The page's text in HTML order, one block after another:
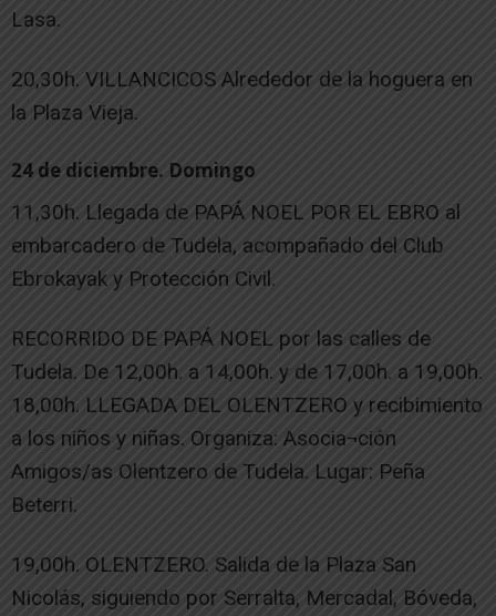
Lasa.
20,30h. VILLANCICOS Alrededor de la hoguera en
la Plaza Vieja.
24 de diciembre. Domingo
11,30h. Llegada de PAPÁ NOEL POR EL EBRO al
embarcadero de Tudela, acompañado del Club
Ebrokayak y Protección Civil.
RECORRIDO DE PAPÁ NOEL por las calles de
Tudela. De 12,00h. a 14,00h. y de 17,00h. a 19,00h.
18,00h. LLEGADA DEL OLENTZERO y recibimiento
a los niños y niñas. Organiza: Asocia¬ción
Amigos/as Olentzero de Tudela. Lugar: Peña
Beterri.
19,00h. OLENTZERO. Salida de la Plaza San
Nicolás, siguiendo por Serralta, Mercadal, Bóveda,